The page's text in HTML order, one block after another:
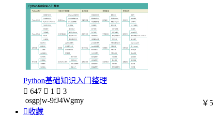
Python基础知识入门整理
 647  1  3
osgpjw-9fJ4Wgmy
￥5
收藏